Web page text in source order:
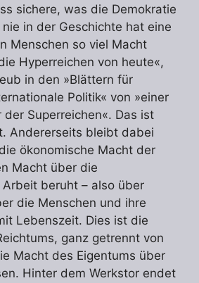
sichere, was die Demokratie
in der Geschichte hat eine
Menschen so viel Macht
Hyperreichen von heute«,
in den »Blättern für
Politik« von »einer
Superreichen«. Das ist
Andererseits bleibt dabei
ökonomische Macht der
Macht über die
beruht – also über
die Menschen und ihre
Lebenszeit. Dies ist die
ganz getrennt von
Macht des Eigentums über
Hinter dem Werkstor endet